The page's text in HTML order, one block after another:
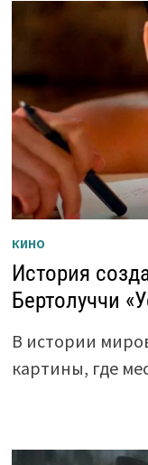
КИНО
История
Бертолуччи
В истории
картины, где